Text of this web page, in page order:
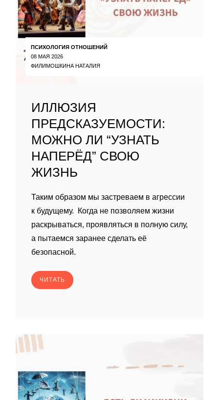
ПСИХОЛОГИЯ ОТНОШЕНИЙ
08 МАЯ 2026
ФИЛИМОШКИНА НАТАЛИЯ
ИЛЛЮЗИЯ
ПРЕДСКАЗУЕМОСТИ:
МОЖНО ЛИ “УЗНАТЬ
НАПЕРЁД” СВОЮ
ЖИЗНЬ
Таким образом мы застреваем в агрессии
к будущему. Когда не позволяем жизни
раскрываться, проявляться в полную силу,
а пытаемся заранее сделать её
безопасной.
ЧИТАТЬ